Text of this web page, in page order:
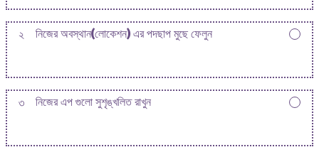
২ নিজের অবস্থান(লোকেশন) এর পদছাপ মুছে ফেলুন
৩ নিজের এপ গুলো সুশৃঙ্খলিত রাখুন